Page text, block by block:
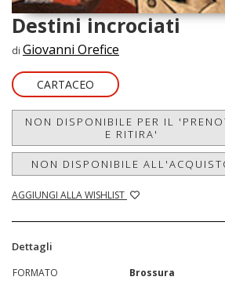
Destini incrociati
di Giovanni Orefice
CARTACEO
NON DISPONIBILE PER IL
E RITIRA'
NON DISPONIBILE
AGGIUNGI ALLA WISHLIST
Dettagli
FORMATO
Brossura